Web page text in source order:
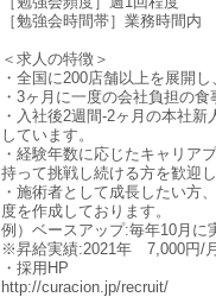
［勉強会時間帯］業務時間
＜求人の特徴＞
・全国に200店舗以上を展開
・3ヶ月に一度の会社負担の
・入社後2週間-2ヶ月の本社
しています。
・経験年数に応じたキャリア
持って挑戦し続ける方を歓迎し
・施術者として成長したい方
度を作成しております。
例）ベースアップ:毎年10月に
※昇給実績:2021年 7,000円/
・採用HP
http://curacion.jp/recruit/